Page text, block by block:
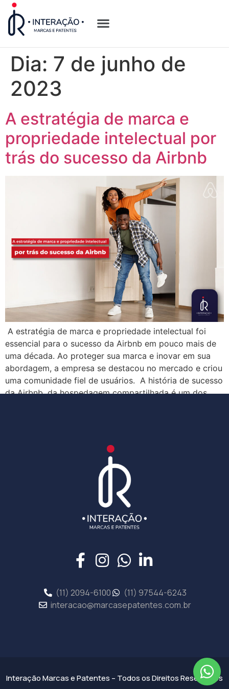
Dia: 7 de junho de
2023
A estratégia de marca e
propriedade intelectual por
trás do sucesso da Airbnb
A estratégia de marca e propriedade intelectual foi
essencial para o sucesso da Airbnb em pouco mais de
uma década. Ao proteger sua marca e inovar em sua
abordagem, a empresa se destacou no mercado e criou
uma comunidade fiel de usuários. A história de sucesso
da Airbnb, da hospedagem compartilhada é um dos
(11) 2094-6100
(11) 97544-6243
interacao@marcasepatentes.com.br
Interação Marcas e Patentes – Todos os Direitos Reservados